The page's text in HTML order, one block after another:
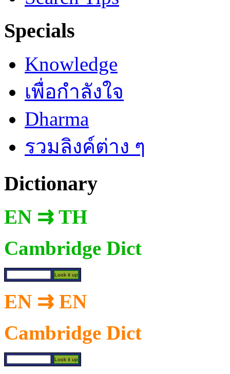
Specials
Knowledge
เพื่อกำลังใจ
Dharma
รวมลิงค์ต่าง ๆ
Dictionary
EN ⇉ TH
Cambridge Dict
EN ⇉ EN
Cambridge Dict